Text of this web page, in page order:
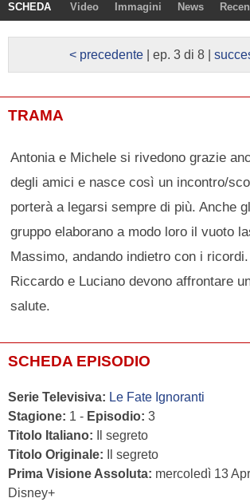
SCHEDA Video Immagini News
< precedente | ep. 3 di 8 |
TRAMA
Antonia e Michele si rivedono grazie
degli amici e nasce così un incontro/
porterà a legarsi sempre di più. Anche
gruppo elaborano a modo loro il vuoto
Massimo, andando indietro con i
Riccardo e Luciano devono affrontare
salute.
SCHEDA EPISODIO
Serie Televisiva: Le Fate Ignoranti
Stagione: 1 - Episodio: 3
Titolo Italiano: Il segreto
Titolo Originale: Il segreto
Prima Visione Assoluta: mercoledì 13
Disney+